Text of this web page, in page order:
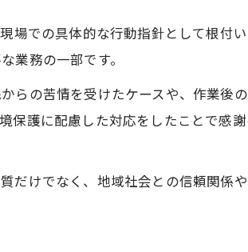
場での具体的な行動指針として根付
業務の一部です。
らの苦情を受けたケースや、作業後
保護に配慮した対応をしたことで感
だけでなく、地域社会との信頼関係